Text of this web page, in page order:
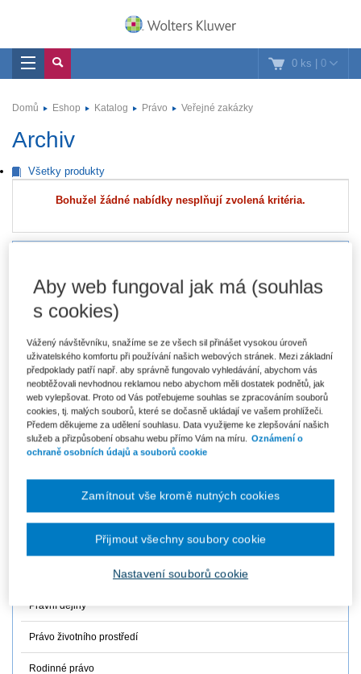
0 ks | 0
Domů Eshop Katalog Právo Veřejné zakázky
Archiv
Všetky produkty
Bohužel žádné nabídky nesplňují zvolená kritéria.
Autorské právo a právo duševního vlastnictví
Evropské právo
Finanční právo
Mezinárodní právo
Občanské právo hmotné
Občanské právo procesní
Obchodní právo
Ochrana osobních údajů
Pracovní právo a právo sociálního zabezpečení
Právní dějiny
Právo životního prostředí
Rodinné právo
Aby web fungoval jak má (souhlas
s cookies)
Vážený návštěvníku, snažíme se ze všech sil přinášet vysokou úroveň
uživatelského komfortu při používání našich webových stránek. Mezi základní
předpoklady patří např. aby správně fungovalo vyhledávání, abychom vás
neobtěžovali nevhodnou reklamou nebo abychom měli dostatek podnětů, jak
web vylepšovat. Proto od Vás potřebujeme souhlas se zpracováním souborů
cookies, tj. malých souborů, které se dočasně ukládají ve vašem prohlížeči.
Předem děkujeme za udělení souhlasu. Data využijeme ke zlepšování našich
služeb a přizpůsobení obsahu webu přímo Vám na míru. Oznámení o
ochraně osobních údajů a souborů cookie
Nastavení souborů cookie
Zamítnout vše kromě nutných cookies
Přijmout všechny soubory cookie